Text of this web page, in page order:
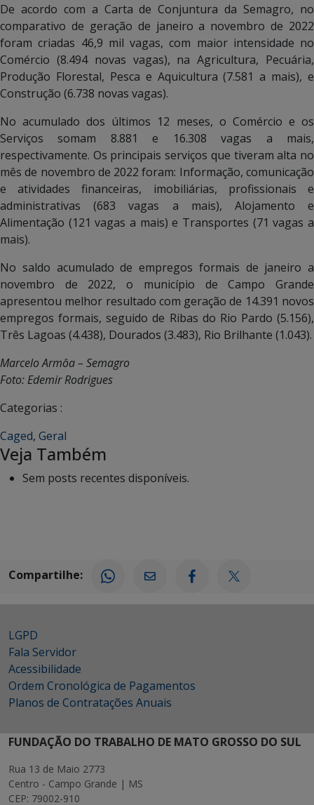
De acordo com a Carta de Conjuntura da Semagro, no
comparativo de geração de janeiro a novembro de 2022
foram criadas 46,9 mil vagas, com maior intensidade no
Comércio (8.494 novas vagas), na Agricultura, Pecuária,
Produção Florestal, Pesca e Aquicultura (7.581 a mais), e
Construção (6.738 novas vagas).
No acumulado dos últimos 12 meses, o Comércio e os
Serviços somam 8.881 e 16.308 vagas a mais,
respectivamente. Os principais serviços que tiveram alta no
mês de novembro de 2022 foram: Informação, comunicação
e atividades financeiras, imobiliárias, profissionais e
administrativas (683 vagas a mais), Alojamento e
Alimentação (121 vagas a mais) e Transportes (71 vagas a
mais).
No saldo acumulado de empregos formais de janeiro a
novembro de 2022, o município de Campo Grande
apresentou melhor resultado com geração de 14.391 novos
empregos formais, seguido de Ribas do Rio Pardo (5.156),
Três Lagoas (4.438), Dourados (3.483), Rio Brilhante (1.043).
Marcelo Armôa – Semagro
Foto: Edemir Rodrigues
Categorias :
Caged, Geral
Veja Também
Sem posts recentes disponíveis.
Compartilhe:
LGPD
Fala Servidor
Acessibilidade
Ordem Cronológica de Pagamentos
Planos de Contratações Anuais
FUNDAÇÃO DO TRABALHO DE MATO GROSSO DO SUL
Rua 13 de Maio 2773
Centro - Campo Grande | MS
CEP: 79002-910